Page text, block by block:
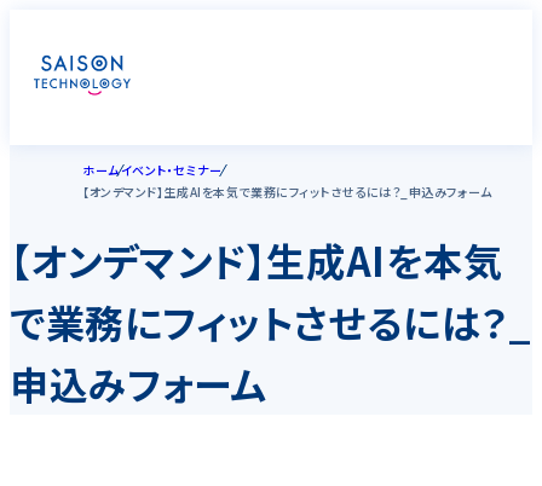
ホームイベント・セミナー
【オンデマンド】生成AIを本気で業務にフィットさせるには？_申込みフォーム
【オンデマンド】生成AIを本気
で業務にフィットさせるには？_
申込みフォーム